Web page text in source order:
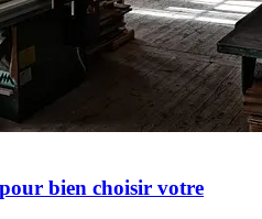
bien choisir votre